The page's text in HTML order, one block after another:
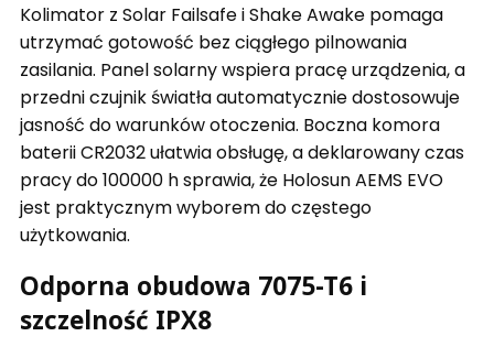
Kolimator z Solar Failsafe i Shake Awake pomaga
utrzymać gotowość bez ciągłego pilnowania
zasilania. Panel solarny wspiera pracę urządzenia, a
przedni czujnik światła automatycznie dostosowuje
jasność do warunków otoczenia. Boczna komora
baterii CR2032 ułatwia obsługę, a deklarowany czas
pracy do 100000 h sprawia, że Holosun AEMS EVO
jest praktycznym wyborem do częstego
użytkowania.
Odporna obudowa 7075-T6 i
szczelność IPX8